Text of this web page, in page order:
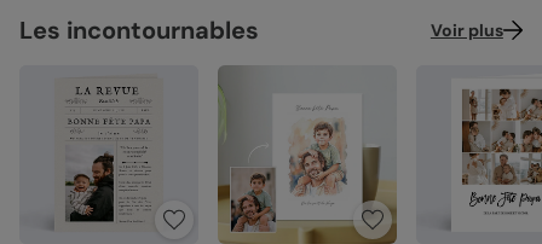
Les incontournables Voir plus